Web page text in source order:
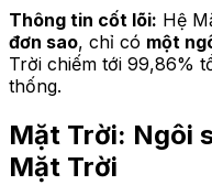
Thông tin cốt lõi: Hệ
đơn sao, chỉ có một
Trời chiếm tới 99,86%
thống.
Mặt Trời: Ngôi
Mặt Trời